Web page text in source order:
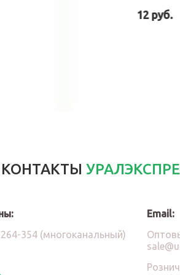
КОНТАКТЫ
354 (многоканальный)
Email: